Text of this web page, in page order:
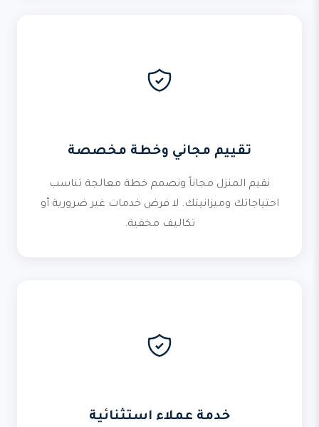
تقييم مجاني وخطة مخصصة
نقيم المنزل مجاناً ونصمم خطة معالجة تناسب
احتياجاتك وميزانيتك. لا فرض خدمات غير ضرورية أو
تكاليف مخفية.
خدمة عملاء استثنائية